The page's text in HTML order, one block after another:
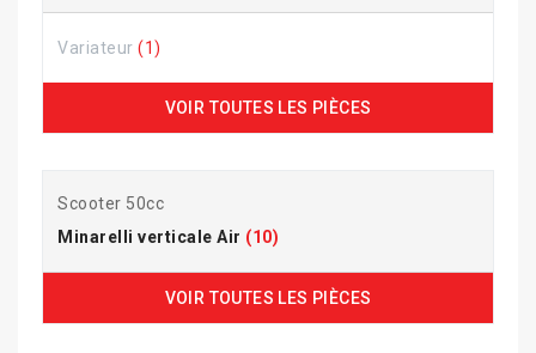
Variateur (1)
VOIR TOUTES LES PIÈCES
Scooter 50cc
Minarelli verticale Air (10)
VOIR TOUTES LES PIÈCES